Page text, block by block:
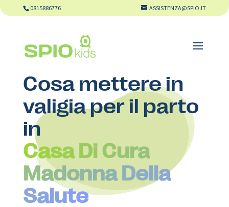
0815886776 ASSISTENZA@SPIO.IT
Cosa mettere in
valigia per il parto
in
Casa Di Cura
Madonna Della
Salute